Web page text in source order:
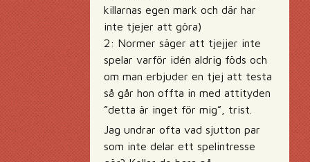
killarnas egen mark och där har
inte tjejer att göra)
2: Normer säger att tjejjer inte
spelar varför idén aldrig föds och
om man erbjuder en tjej att testa
så går hon offta in med attityden
”detta är inget för mig”, trist.
Jag undrar ofta vad sjutton par
som inte delar ett spelintresse